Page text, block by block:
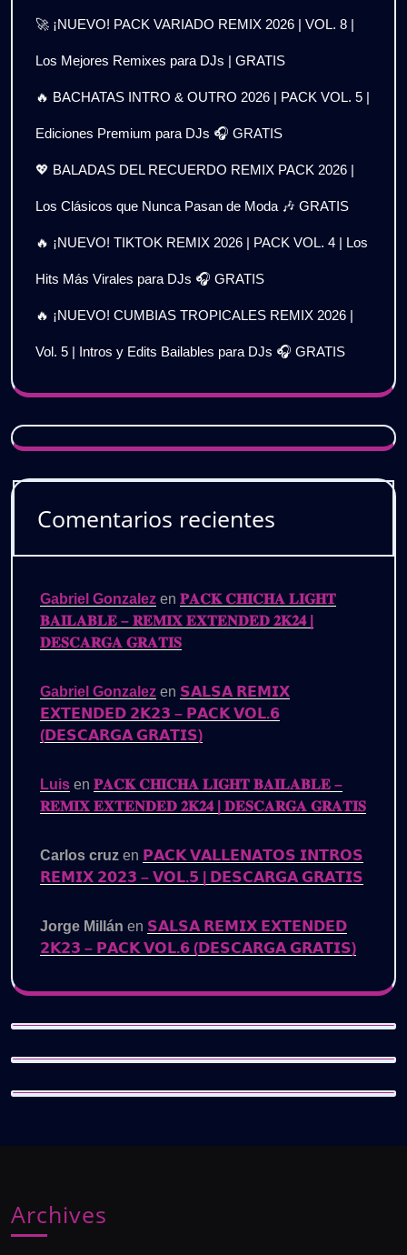
🚀 ¡NUEVO! PACK VARIADO REMIX 2026 | VOL. 8 |
Los Mejores Remixes para DJs | GRATIS
🔥 BACHATAS INTRO & OUTRO 2026 | PACK VOL. 5 |
Ediciones Premium para DJs 🎧 GRATIS
💖 BALADAS DEL RECUERDO REMIX PACK 2026 |
Los Clásicos que Nunca Pasan de Moda 🎶 GRATIS
🔥 ¡NUEVO! TIKTOK REMIX 2026 | PACK VOL. 4 | Los
Hits Más Virales para DJs 🎧 GRATIS
🔥 ¡NUEVO! CUMBIAS TROPICALES REMIX 2026 |
Vol. 5 | Intros y Edits Bailables para DJs 🎧 GRATIS
Comentarios recientes
Gabriel Gonzalez en 𝐏𝐀𝐂𝐊 𝐂𝐇𝐈𝐂𝐇𝐀 𝐋𝐈𝐆𝐇𝐓
𝐁𝐀𝐈𝐋𝐀𝐁𝐋𝐄 – 𝐑𝐄𝐌𝐈𝐗 𝐄𝐗𝐓𝐄𝐍𝐃𝐄𝐃 𝟐𝐊𝟐𝟒 |
𝐃𝐄𝐒𝐂𝐀𝐑𝐆𝐀 𝐆𝐑𝐀𝐓𝐈𝐒
Gabriel Gonzalez en 𝗦𝗔𝗟𝗦𝗔 𝗥𝗘𝗠𝗜𝗫
𝗘𝗫𝗧𝗘𝗡𝗗𝗘𝗗 𝟮𝗞𝟮𝟯 – 𝗣𝗔𝗖𝗞 𝗩𝗢𝗟.𝟲
(𝗗𝗘𝗦𝗖𝗔𝗥𝗚𝗔 𝗚𝗥𝗔𝗧𝗜𝗦)
Luis en 𝐏𝐀𝐂𝐊 𝐂𝐇𝐈𝐂𝐇𝐀 𝐋𝐈𝐆𝐇𝐓 𝐁𝐀𝐈𝐋𝐀𝐁𝐋𝐄 –
𝐑𝐄𝐌𝐈𝐗 𝐄𝐗𝐓𝐄𝐍𝐃𝐄𝐃 𝟐𝐊𝟐𝟒 | 𝐃𝐄𝐒𝐂𝐀𝐑𝐆𝐀 𝐆𝐑𝐀𝐓𝐈𝐒
Carlos cruz en 𝗣𝗔𝗖𝗞 𝗩𝗔𝗟𝗟𝗘𝗡𝗔𝗧𝗢𝗦 𝗜𝗡𝗧𝗥𝗢𝗦
𝗥𝗘𝗠𝗜𝗫 𝟮𝟬𝟮𝟯 – 𝗩𝗢𝗟.𝟱 | 𝗗𝗘𝗦𝗖𝗔𝗥𝗚𝗔 𝗚𝗥𝗔𝗧𝗜𝗦
Jorge Millán en 𝗦𝗔𝗟𝗦𝗔 𝗥𝗘𝗠𝗜𝗫 𝗘𝗫𝗧𝗘𝗡𝗗𝗘𝗗
𝟮𝗞𝟮𝟯 – 𝗣𝗔𝗖𝗞 𝗩𝗢𝗟.𝟲 (𝗗𝗘𝗦𝗖𝗔𝗥𝗚𝗔 𝗚𝗥𝗔𝗧𝗜𝗦)
Archives